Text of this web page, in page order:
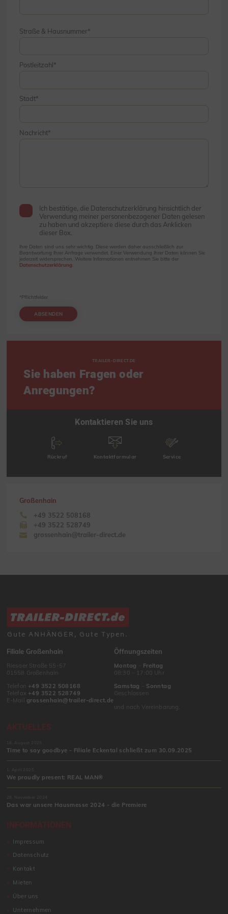
Straße & Hausnummer
Postleitzahl
Stadt
Nachricht
Ich bestätige, die Datenschutzerklärung hinsichtlich der
Verwendung meiner personenbezogener Daten gelesen
zu haben und akzeptiere diese durch das Anklicken
dieser Box.
Ihre Daten sind uns sehr wichtig. Diese werden daher ausschließlich zur
Beantwortung Ihrer Anfrage verwendet. Einer Verwendung Ihrer Daten können Sie
jederzeit widersprechen. Weitere Informationen entnehmen Sie bitte der
Datenschutzerklärung
ABSENDEN
*Pflichtfelder
TRAILER-DIRECT.DE
Sie haben Fragen oder
Anregungen?
Kontaktieren Sie uns
Rückruf Kontaktformular Service
Großenhain
+49 3522 508168
+49 3522 528749
grossenhain@trailer-direct.de
Gute ANHÄNGER, Gute Typen.
Filiale Großenhain
Riesaer Straße 55-57
01558 Großenhain
Telefon +49 3522 508168
Telefax +49 3522 528749
E-Mail grossenhain@trailer-direct.de
Öffnungszeiten
Montag
Freitag
08:30 – 17:00 Uhr
Samstag
Sonntag
Geschlossen
und nach Vereinbarung.
AKTUELLES
18. August 2025
Time to say goodbye - Filiale Eckental schließt zum 30.09.2025
1. April 2025
We proudly present: REAL MAN®
28. November 2024
Das war unsere Hausmesse 2024 - die Premiere
INFORMATIONEN
Impressum
Datenschutz
Kontakt
Mieten
Über uns
Unternehmen